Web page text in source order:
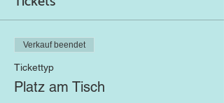
Verkauf beendet
Tickettyp
Platz am Tisch